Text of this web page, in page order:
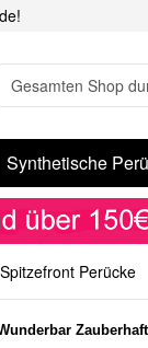
Synthetische
Perücke